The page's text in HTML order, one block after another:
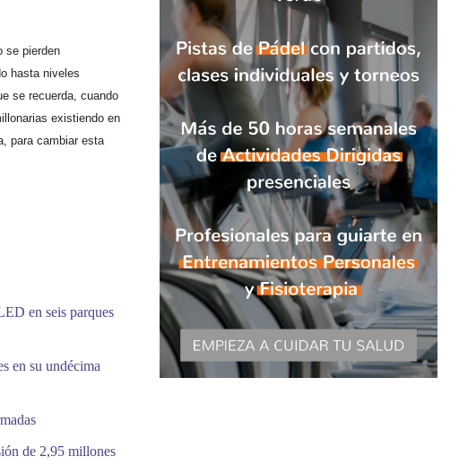
se pierden
hasta niveles
se recuerda, cuando
existiendo en
para cambiar esta
en seis parques
en su undécima
de 2,95 millones